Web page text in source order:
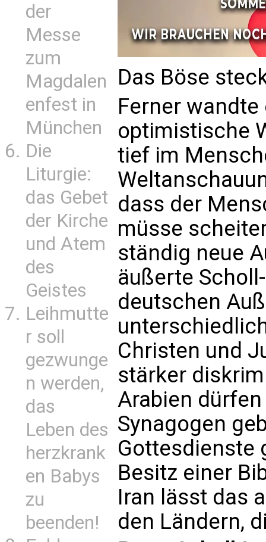
der
Messe
zum
Magdalen
enfest in
München
Die
Liturgie:
das Gebet
der Kirche
und Atem
des
Geistes
Leihmutte
r soll
gezwunge
n werden,
das
Leben des
herzkrank
en Babys
zu
beenden!
Das Böse
Ferner
optimistische
tief im
dass der
müsse
ständig neue
äußerte
deutschen
Christen und
stärker
Arabien
Synagogen
Gottesdienste
Besitz einer
Iran lässt das
den Ländern,